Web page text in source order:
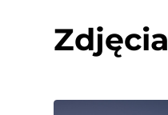
Zdjęcia